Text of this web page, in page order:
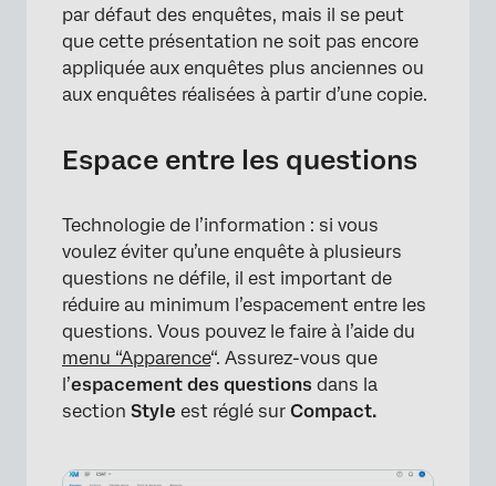
par défaut des enquêtes, mais il se peut
que cette présentation ne soit pas encore
appliquée aux enquêtes plus anciennes ou
aux enquêtes réalisées à partir d’une copie.
Espace entre les questions
Technologie de l’information : si vous
voulez éviter qu’une enquête à plusieurs
questions ne défile, il est important de
réduire au minimum l’espacement entre les
questions. Vous pouvez le faire à l’aide du
menu “Apparence“. Assurez-vous que
l’espacement des questions dans la
section Style est réglé sur Compact.